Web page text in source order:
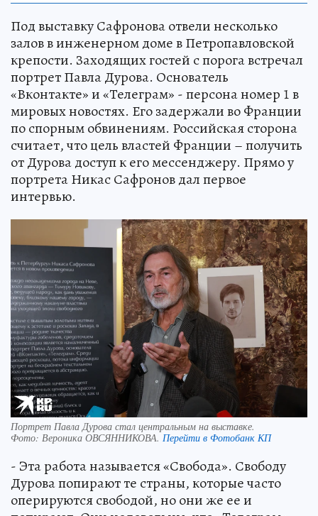
Под выставку Сафронова отвели несколько
залов в инженерном доме в Петропавловской
крепости. Заходящих гостей с порога встречал
портрет Павла Дурова. Основатель
«Вконтакте» и «Телеграм» - персона номер 1 в
мировых новостях. Его задержали во Франции
по спорным обвинениям. Российская сторона
считает, что цель властей Франции – получить
от Дурова доступ к его мессенджеру. Прямо у
портрета Никас Сафронов дал первое
интервью.
Портрет Павла Дурова стал центральным на выставке.
Фото: Вероника ОВСЯННИКОВА. Перейти в Фотобанк КП
- Эта работа называется «Свобода». Свободу
Дурова попирают те страны, которые часто
оперируются свободой, но они же ее и